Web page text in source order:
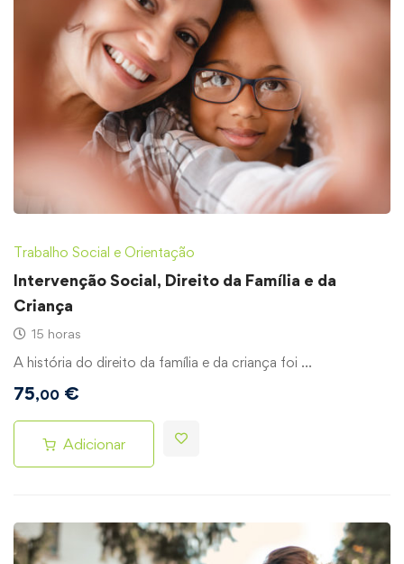
Trabalho Social e Orientação
Intervenção Social, Direito da Família e da
Criança
15 horas
A história do direito da família e da criança foi …
75,00 €
Adicionar